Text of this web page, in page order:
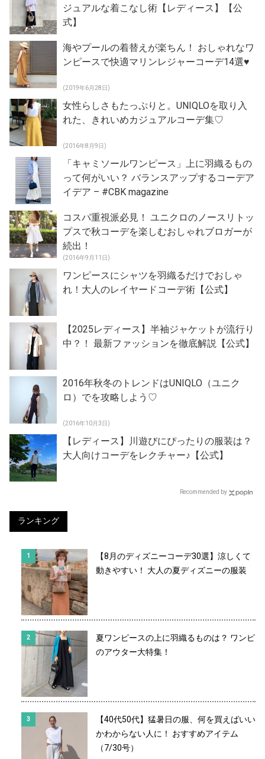
ジュアルな着こなし術【レディース】【公
式】
海やプールの着替えが楽ちん！ おしゃれなワ
ンピースで快適マリンレジャーコーデ14選♥
(2019年6月28日)
女性らしさもたっぷりと。UNIQLOを取り入
れた、きれいめカジュアルコーデ集♡
(2016年8月9日)
「キャミソールワンピース」上に羽織るもの
って何がいい？ バランスアップするコーデア
イデア – #CBK magazine
コスパ重視派必見！ ユニクロのノースリトッ
プスで秋コーデを楽しむおしゃれブロガーが
続出！
(2016年9月11日)
ワンピースにシャツを羽織るだけでおしゃ
れ！大人のレイヤードコーデ術【公式】
【2025レディース】半袖ジャケットが流行り
中？！ 最新ファッションを徹底解説【公式】
2016年秋冬のトレンドはUNIQLO（ユニク
ロ）でを攻略しよう♡
(2016年10月3日)
【レディース】川遊びにぴったりの服装は？
大人向けコーデをレクチャー♪【公式】
Recommended by
ランキング
【8月のディズニーコーデ30選】涼しくて
動きやすい！ 大人の夏ディズニーの服装
夏ワンピースの上に羽織るものは？ ワンピ
のアウター大特集！
【40代50代】猛暑日の服、何を買えばいい
かわからない人に！ おすすめアイテム
（7/30号）